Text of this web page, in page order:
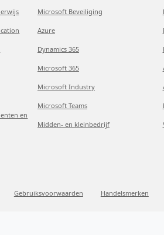
en
Microsoft Beveiliging
Azure
Dynamics 365
Microsoft 365
Microsoft Industry
Microsoft Teams
Midden- en kleinbedrijf
Gebruiksvoorwaarden Handelsmerken